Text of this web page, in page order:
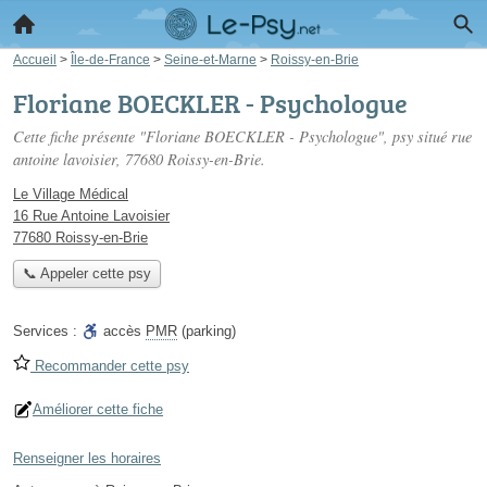
Accueil > Île-de-France > Seine-et-Marne > Roissy-en-Brie
Floriane BOECKLER - Psychologue
Cette fiche présente "Floriane BOECKLER - Psychologue", psy situé rue
antoine lavoisier, 77680 Roissy-en-Brie.
Le Village Médical
16 Rue Antoine Lavoisier
77680 Roissy-en-Brie
📞 Appeler cette psy
Services : accès PMR (parking)
Recommander cette psy
Améliorer cette fiche
Renseigner les horaires